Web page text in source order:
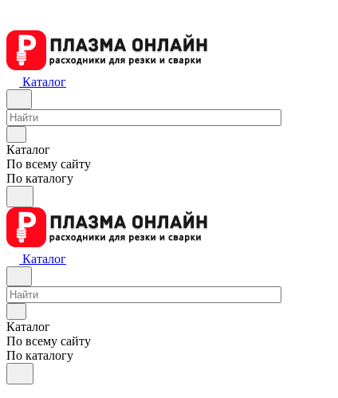
Каталог
Каталог
По всему сайту
По каталогу
Каталог
Каталог
По всему сайту
По каталогу